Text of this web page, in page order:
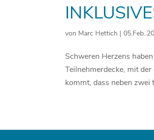
von Marc Hettich |
Schweren Herzens
Teilnehmerdecke, mit
kommt, dass neben zwei